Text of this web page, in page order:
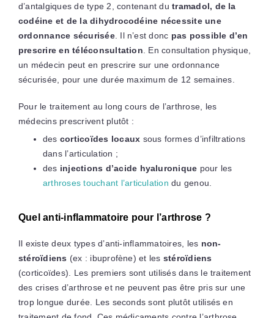
d’antalgiques de type 2, contenant dutramadol, de la
codéine et de la dihydrocodéine nécessite une
ordonnance sécurisée. Il n’est donc pas possible d’en
prescrire en téléconsultation . En consultation physique,
un médecin peut en prescrire sur une ordonnance
sécurisée, pour une durée maximum de 12 semaines.
Pour le traitement au long cours de l’arthrose, les
médecins prescrivent plutôt :
des corticoïdes locaux sous formes d’infiltrations
dans l’articulation ;
des injections d’acide hyaluronique pour les
arthroses touchant l’articulation du genou.
Quel anti-inflammatoire pour l’arthrose ?
Il existe deux types d’anti-inflammatoires, les non-
stéroïdiens (ex : ibuprofène) et les stéroïdiens
(corticoïdes). Les premiers sont utilisés dans le traitement
des crises d’arthrose et ne peuvent pas être pris sur une
trop longue durée. Les seconds sont plutôt utilisés en